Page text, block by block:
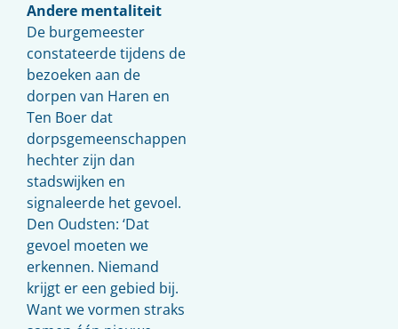
Andere mentaliteit
De burgemeester
constateerde tijdens de
bezoeken aan de
dorpen van Haren en
Ten Boer dat
dorpsgemeenschappen
hechter zijn dan
stadswijken en
signaleerde het gevoel.
Den Oudsten: ‘Dat
gevoel moeten we
erkennen. Niemand
krijgt er een gebied bij.
Want we vormen straks